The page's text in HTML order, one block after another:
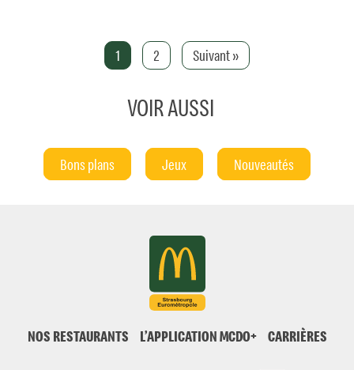
1 2 Suivant »
VOIR AUSSI
Bons plans Jeux Nouveautés
NOS RESTAURANTS L’APPLICATION MCDO+ CARRIÈRES